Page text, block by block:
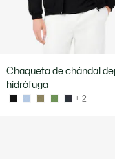
Chaqueta de chándal
hidrófuga
+ 2